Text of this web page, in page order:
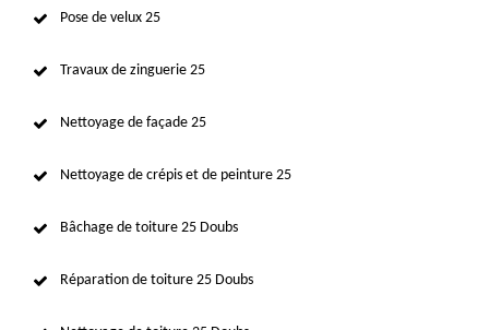
Pose de velux 25
Travaux de zinguerie 25
Nettoyage de façade 25
Nettoyage de crépis et de peinture 25
Bâchage de toiture 25 Doubs
Réparation de toiture 25 Doubs